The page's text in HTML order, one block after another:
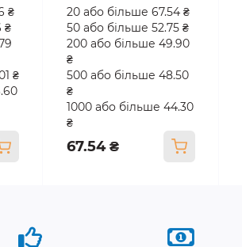
₴
₴
₴
20 або більше 67.54 ₴
50 або більше 52.75 ₴
200 або більше 49.90
₴
500 або більше 48.50
₴
1000 або більше 44.30
₴
67.54 ₴